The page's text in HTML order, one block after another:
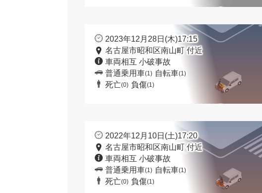
2023年12月28日(木)17:15
名古屋市昭和区南山町 付近
車両相互 小破事故
普通乗用車(1) 自転車(1)
死亡(0) 負傷(1)
2022年12月10日(土)17:20
名古屋市昭和区南山町 付近
車両相互 小破事故
普通乗用車(1) 自転車(1)
死亡(0) 負傷(1)